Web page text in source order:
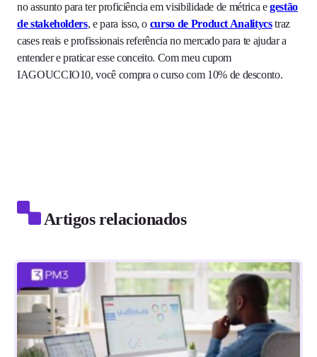
no assunto para ter proficiência em visibilidade de métrica egestão
de stakeholders, e para isso, o curso de Product Analitycstraz
cases reais e profissionais referência no mercado para te ajudar a
entender e praticar esse conceito. Com meu cupom
IAGOUCCIO10, você compra o curso com 10% de desconto.
Artigos relacionados